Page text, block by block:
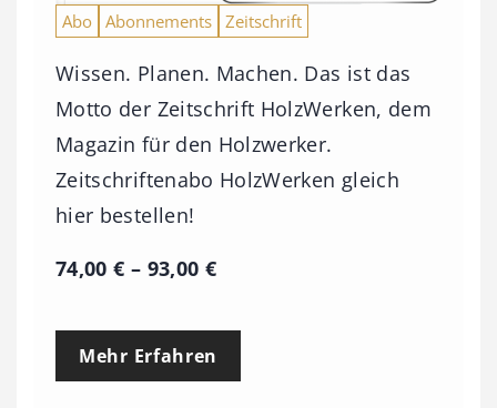
Abo Abonnements Zeitschrift
Wissen. Planen. Machen. Das ist das
Motto der Zeitschrift HolzWerken, dem
Magazin für den Holzwerker.
Zeitschriftenabo HolzWerken gleich
hier bestellen!
74,00€ – 93,00 €P
e
Mehr Erfahren